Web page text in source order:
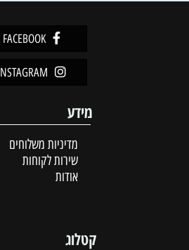
FACEBOOK
INSTAGRAM
מידע
מדיניות משלוחים
שירות לקוחות
אודות
קטלוג